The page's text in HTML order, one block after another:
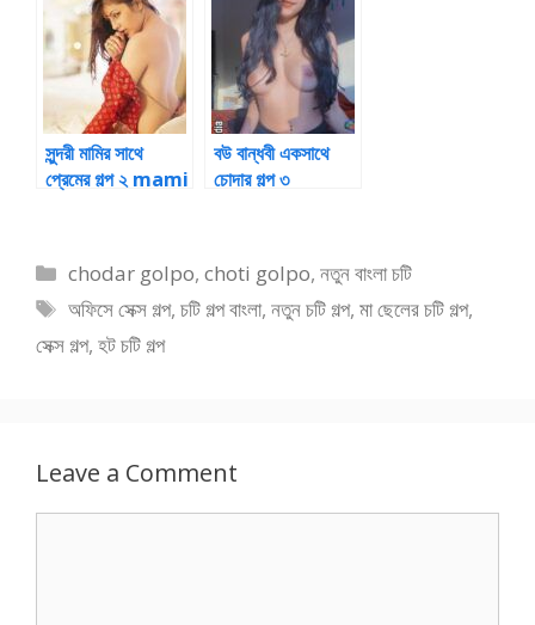
খেলা ৫
সুন্দরী মামির সাথে
প্রেমের গল্প ২ mami
বউ বান্ধবী একসাথে
চোদার গল্প ৩
Categories
chodar golpo,choti golpo,নতুন বাংলা চটি
Tags
অফিসে সেক্স গল্প,চটি গল্প বাংলা,নতুন চটি গল্প,মা ছেলের চটি গল্প,
সেক্স গল্প, হট চটি গল্প
Leave a Comment